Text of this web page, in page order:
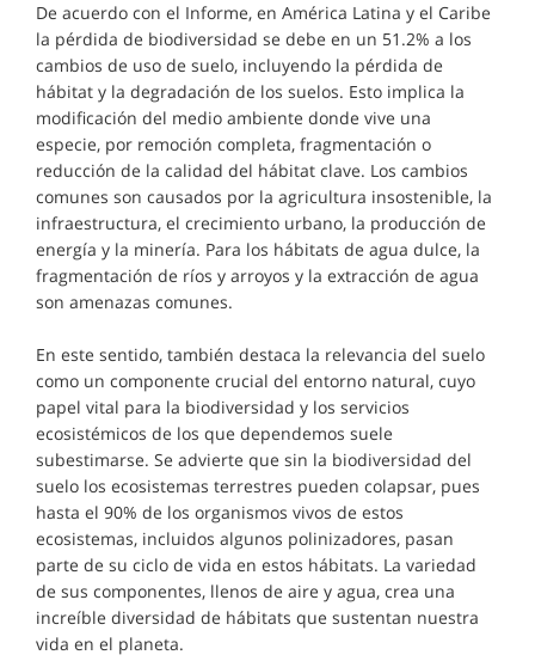
De acuerdo con el Informe, en América Latina y el Caribe
la pérdida de biodiversidad se debe en un 51.2% a los
cambios de uso de suelo, incluyendo la pérdida de
hábitat y la degradación de los suelos. Esto implica la
modificación del medio ambiente donde vive una
especie, por remoción completa, fragmentación o
reducción de la calidad del hábitat clave. Los cambios
comunes son causados por la agricultura insostenible, la
infraestructura, el crecimiento urbano, la producción de
energía y la minería. Para los hábitats de agua dulce, la
fragmentación de ríos y arroyos y la extracción de agua
son amenazas comunes.
En este sentido, también destaca la relevancia del suelo
como un componente crucial del entorno natural, cuyo
papel vital para la biodiversidad y los servicios
ecosistémicos de los que dependemos suele
subestimarse. Se advierte que sin la biodiversidad del
suelo los ecosistemas terrestres pueden colapsar, pues
hasta el 90% de los organismos vivos de estos
ecosistemas, incluidos algunos polinizadores, pasan
parte de su ciclo de vida en estos hábitats. La variedad
de sus componentes, llenos de aire y agua, crea una
increíble diversidad de hábitats que sustentan nuestra
vida en el planeta.